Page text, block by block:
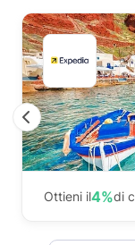
Ottieni il4%di